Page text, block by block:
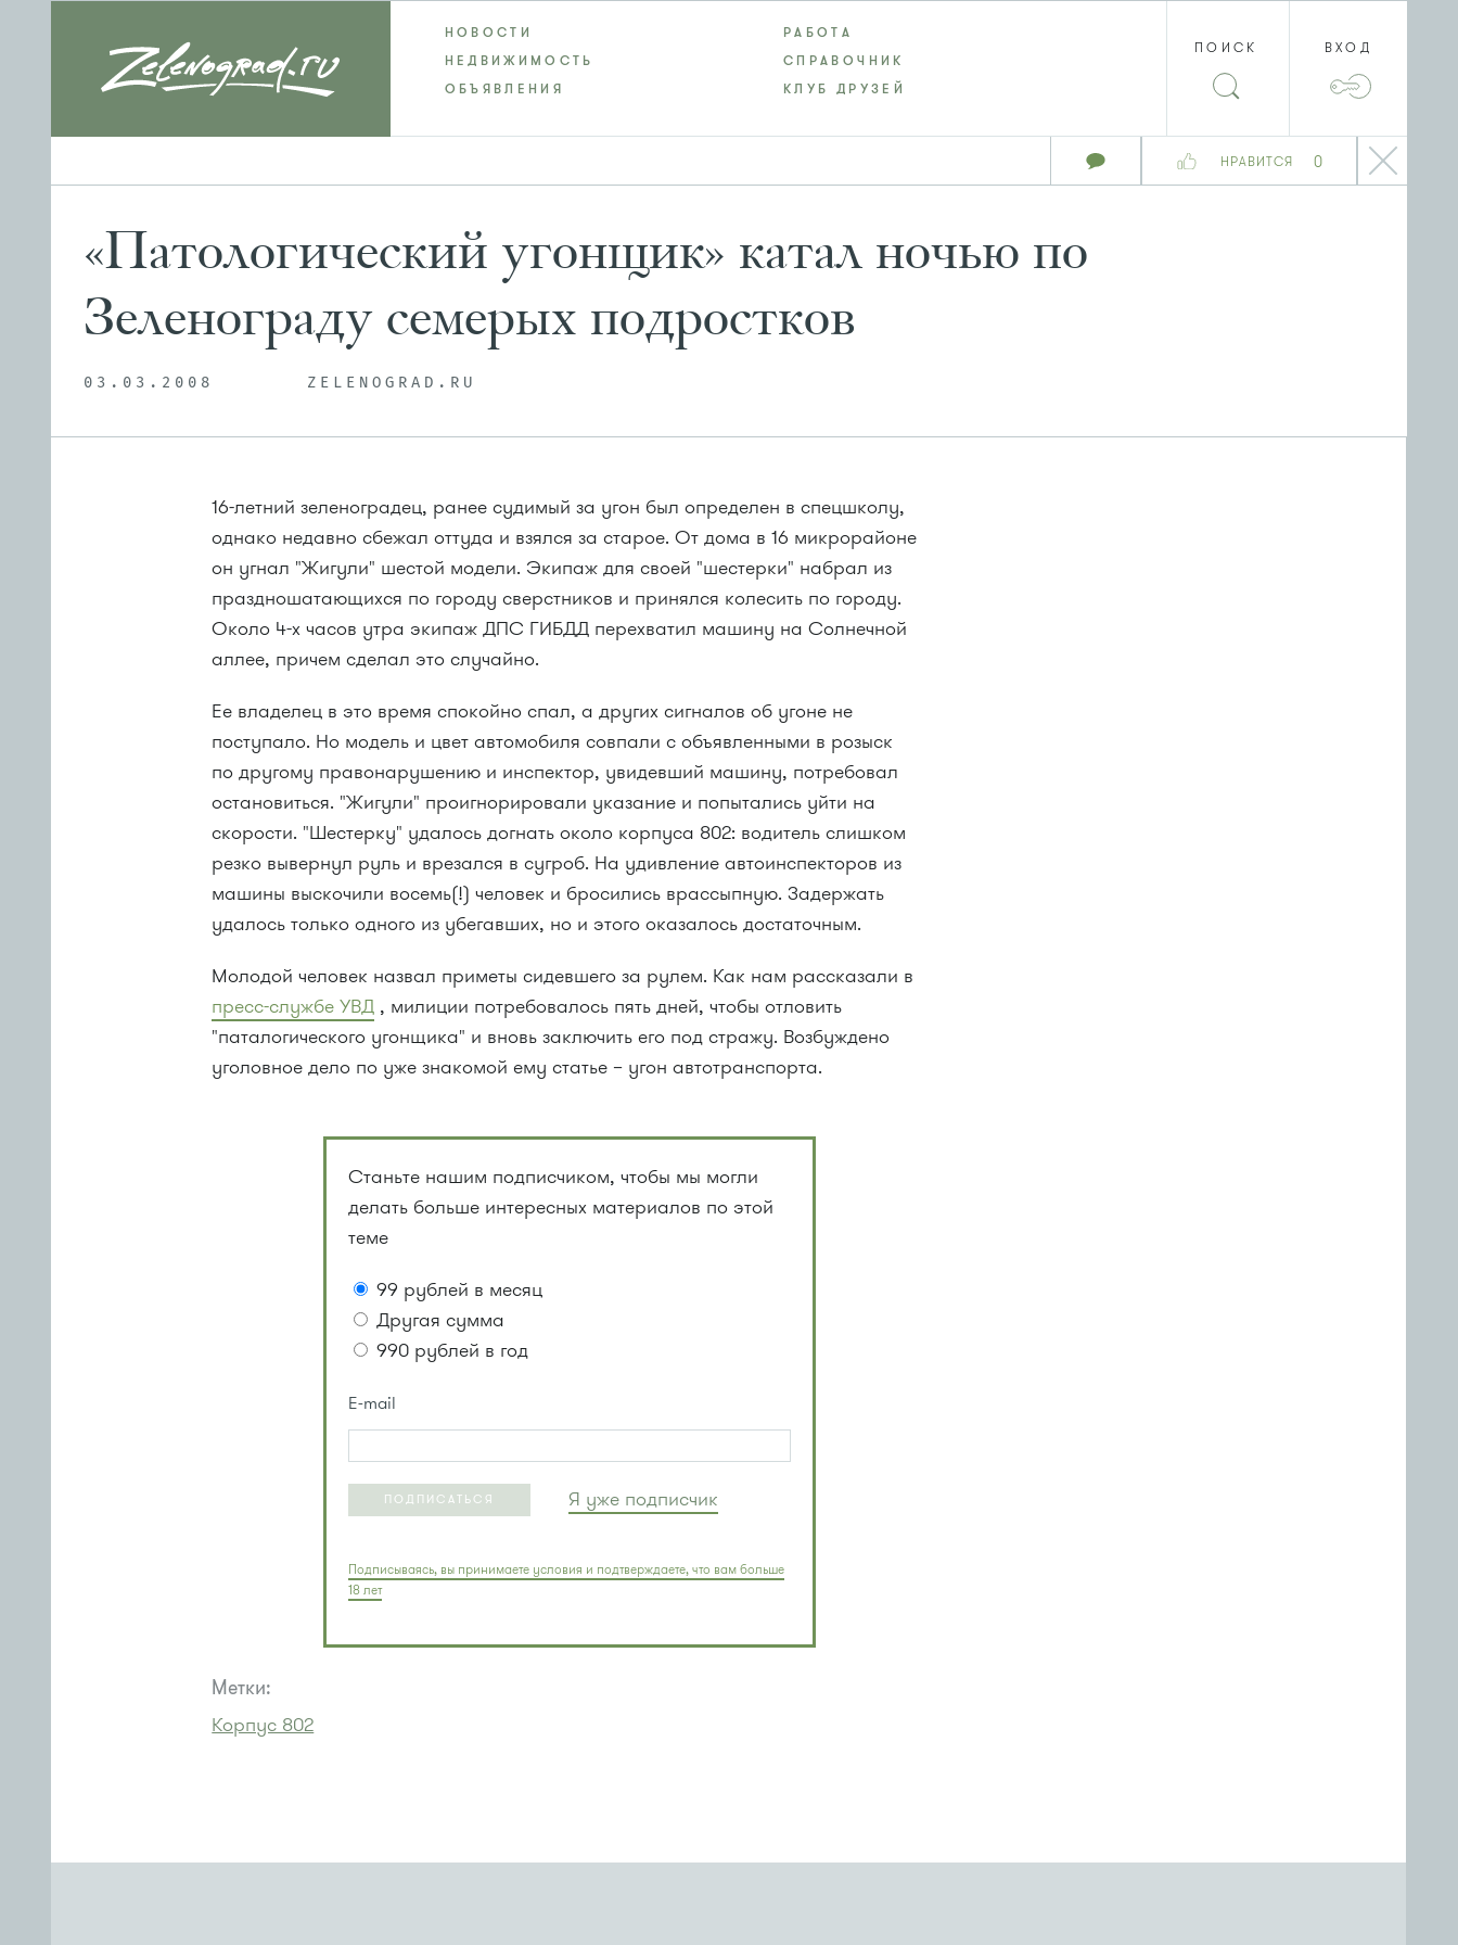
НРАВИТСЯ 0
НОВОСТИ
РАБОТА
НЕДВИЖИМОСТЬ
СПРАВОЧНИК
ОБЪЯВЛЕНИЯ
КЛУБ ДРУЗЕЙ
ПОИСК ВХОД
«Патологический угонщик» катал ночью по
Зеленограду семерых подростков
03.03.2008 ZELENOGRAD.RU
16-летний зеленоградец, ранее судимый за угон был определен в спецшколу,
однако недавно сбежал оттуда и взялся за старое. От дома в 16 микрорайоне
он угнал "Жигули" шестой модели. Экипаж для своей "шестерки" набрал из
праздношатающихся по городу сверстников и принялся колесить по городу.
Около 4-х часов утра экипаж ДПС ГИБДД перехватил машину на Солнечной
аллее, причем сделал это случайно.
Ее владелец в это время спокойно спал, а других сигналов об угоне не
поступало. Но модель и цвет автомобиля совпали с объявленными в розыск
по другому правонарушению и инспектор, увидевший машину, потребовал
остановиться. "Жигули" проигнорировали указание и попытались уйти на
скорости. "Шестерку" удалось догнать около корпуса 802: водитель слишком
резко вывернул руль и врезался в сугроб. На удивление автоинспекторов из
машины выскочили восемь(!) человек и бросились врассыпную. Задержать
удалось только одного из убегавших, но и этого оказалось достаточным.
Молодой человек назвал приметы сидевшего за рулем. Как нам рассказали в
пресс-службе УВД , милиции потребовалось пять дней, чтобы отловить
"паталогического угонщика" и вновь заключить его под стражу. Возбуждено
уголовное дело по уже знакомой ему статье – угон автотранспорта.
Станьте нашим подписчиком, чтобы мы могли
делать больше интересных материалов по этой
теме
99 рублей в месяц
Другая сумма
990 рублей в год
E-mail
ПОДПИСАТЬСЯ Я уже подписчик
Подписываясь, вы принимаете условия и подтверждаете, что вам больше
18 лет
Метки:
Корпус 802